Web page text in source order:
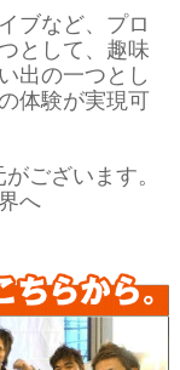
ブなど、プロ
として、趣味
出の一つとし
体験が実現可
ございます。
へ